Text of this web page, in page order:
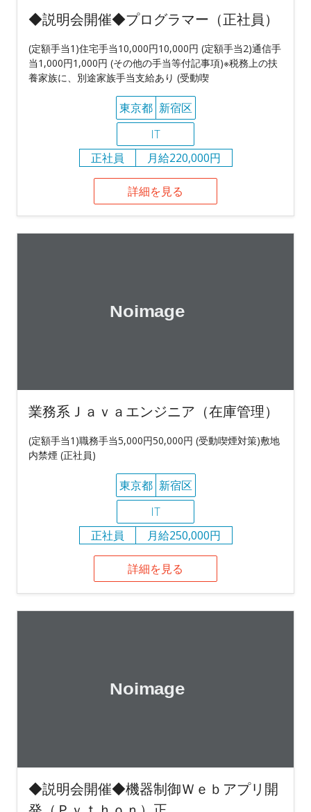
◆説明会開催◆プログラマー（正社員）
(定額手当1)住宅手当10,000円10,000円 (定額手当2)通信手
当1,000円1,000円 (その他の手当等付記事項)※税務上の扶
養家族に、別途家族手当支給あり (受動喫
東京都 新宿区
IT
正社員
月給220,000円
詳細を見る
業務系Ｊａｖａエンジニア（在庫管理）
(定額手当1)職務手当5,000円50,000円 (受動喫煙対策)敷地
内禁煙 (正社員)
東京都 新宿区
IT
正社員
月給250,000円
詳細を見る
◆説明会開催◆機器制御Ｗｅｂアプリ開